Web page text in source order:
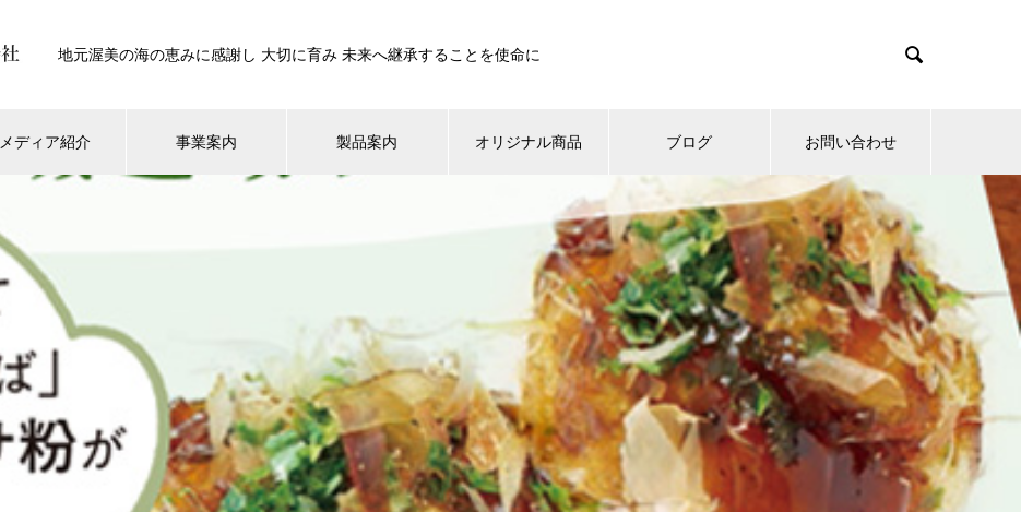
地元渥美の海の恵みに感謝し 大切に育み 未来へ継承することを使命に 
メディア紹介 事業案内 製品案内 オリジナル商品 ブログ お問い合わせ